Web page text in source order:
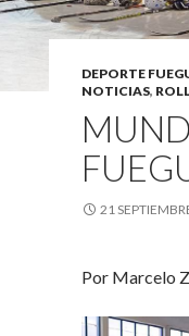
DEPORTE
NOTICIAS,
21
Por Marcelo